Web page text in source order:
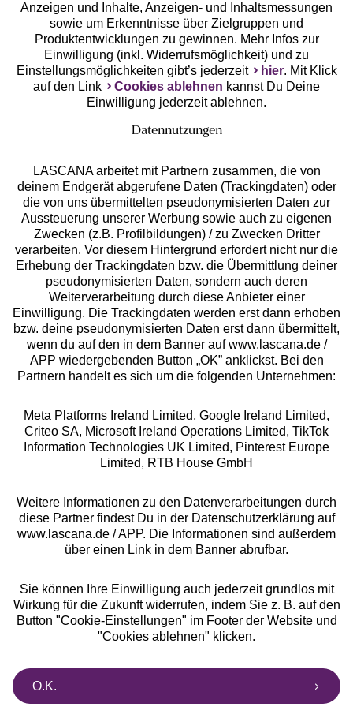
Unsere Apps
Services
Beratung
Über uns
Rechtliches
Alle Preise inkl. MwSt., zzgl.
Versandkosten
** Bonität vorausgesetzt, berechtigt zur Bonitätsprüfung
Anzeigen und Inhalte, Anzeigen- und Inhaltsmessungen
sowie um Erkenntnisse über Zielgruppen und
Produktentwicklungen zu gewinnen. Mehr Infos zur
Einwilligung (inkl. Widerrufsmöglichkeit) und zu
Einstellungsmöglichkeiten gibt’s jederzeit
hier. Mit Klick
auf den Link
Cookies ablehnen kannst Du Deine
Einwilligung jederzeit ablehnen.
Datennutzungen
LASCANA arbeitet mit Partnern zusammen, die von
deinem Endgerät abgerufene Daten (Trackingdaten) oder
die von uns übermittelten pseudonymisierten Daten zur
Aussteuerung unserer Werbung sowie auch zu eigenen
Zwecken (z.B. Profilbildungen) / zu Zwecken Dritter
verarbeiten. Vor diesem Hintergrund erfordert nicht nur die
Erhebung der Trackingdaten bzw. die Übermittlung deiner
pseudonymisierten Daten, sondern auch deren
Weiterverarbeitung durch diese Anbieter einer
Einwilligung. Die Trackingdaten werden erst dann erhoben
bzw. deine pseudonymisierten Daten erst dann übermittelt,
wenn du auf den in dem Banner auf www.lascana.de /
APP wiedergebenden Button „OK” anklickst. Bei den
Partnern handelt es sich um die folgenden Unternehmen:
Meta Platforms Ireland Limited, Google Ireland Limited,
Criteo SA, Microsoft Ireland Operations Limited, TikTok
Information Technologies UK Limited, Pinterest Europe
Limited, RTB House GmbH
Weitere Informationen zu den Datenverarbeitungen durch
diese Partner findest Du in der Datenschutzerklärung auf
www.lascana.de / APP. Die Informationen sind außerdem
über einen Link in dem Banner abrufbar.
Sie können Ihre Einwilligung auch jederzeit grundlos mit
Wirkung für die Zukunft widerrufen, indem Sie z. B. auf den
Button "Cookie-Einstellungen" im Footer der Website und
"Cookies ablehnen" klicken.
O.K.